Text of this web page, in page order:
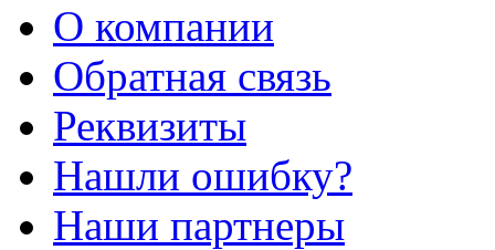
О компании
Обратная связь
Реквизиты
Нашли ошибку?
Наши партнеры